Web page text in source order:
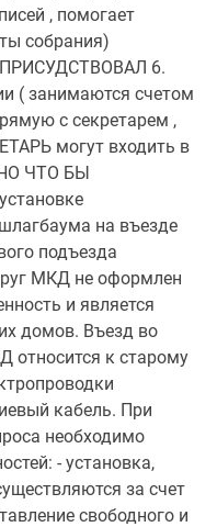
, помогает
собрания)
6.
( занимаются счетом
с секретарем ,
могут входить в
ЧТО БЫ
на въезде
подъезда
МКД не оформлен
и является
домов. Въезд во
относится к старому
кабель. При
необходимо
- установка,
за счет
свободного и